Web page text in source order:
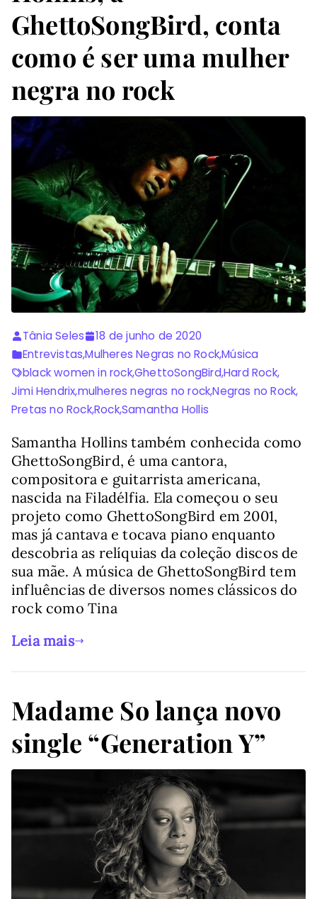
GhettoSongBird, conta
como é ser uma mulher
negra no rock
Tânia Seles
18 de junho de 2020
Entrevistas,Mulheres Negras no Rock,Música
black women in rock,GhettoSongBird,Hard Rock,
Jimi Hendrix,mulheres negras no rock,Negras no Rock,
Pretas no Rock,Rock,Samantha Hollis
Samantha Hollins também conhecida como
GhettoSongBird, é uma cantora,
compositora e guitarrista americana,
nascida na Filadélfia. Ela começou o seu
projeto como GhettoSongBird em 2001,
mas já cantava e tocava piano enquanto
descobria as relíquias da coleção discos de
sua mãe. A música de GhettoSongBird tem
influências de diversos nomes clássicos do
rock como Tina
Leia mais
Madame So lança novo
single “Generation Y”